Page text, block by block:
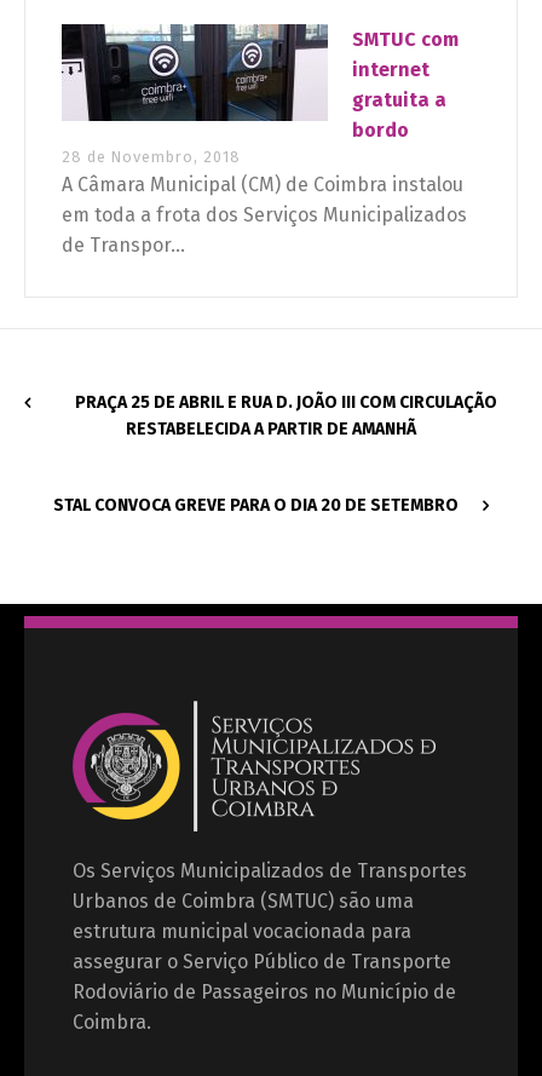
SMTUC com
internet
gratuita a
bordo
28 de Novembro, 2018
A Câmara Municipal (CM) de Coimbra instalou
em toda a frota dos Serviços Municipalizados
de Transpor...
PRAÇA 25 DE ABRIL E RUA D. JOÃO III COM CIRCULAÇÃO
RESTABELECIDA A PARTIR DE AMANHÃ
STAL CONVOCA GREVE PARA O DIA 20 DE SETEMBRO
Os Serviços Municipalizados de Transportes
Urbanos de Coimbra (SMTUC) são uma
estrutura municipal vocacionada para
assegurar o Serviço Público de Transporte
Rodoviário de Passageiros no Município de
Coimbra.